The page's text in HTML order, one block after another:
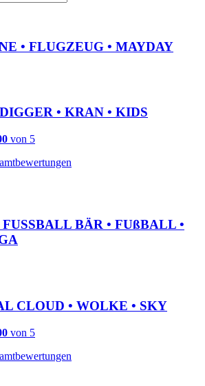
• FLUGZEUG • MAYDAY
• KRAN • KIDS
von 5
BÄR • FUßBALL •
CLOUD • WOLKE • SKY
von 5